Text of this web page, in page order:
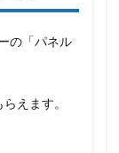
の「パネル
えます。